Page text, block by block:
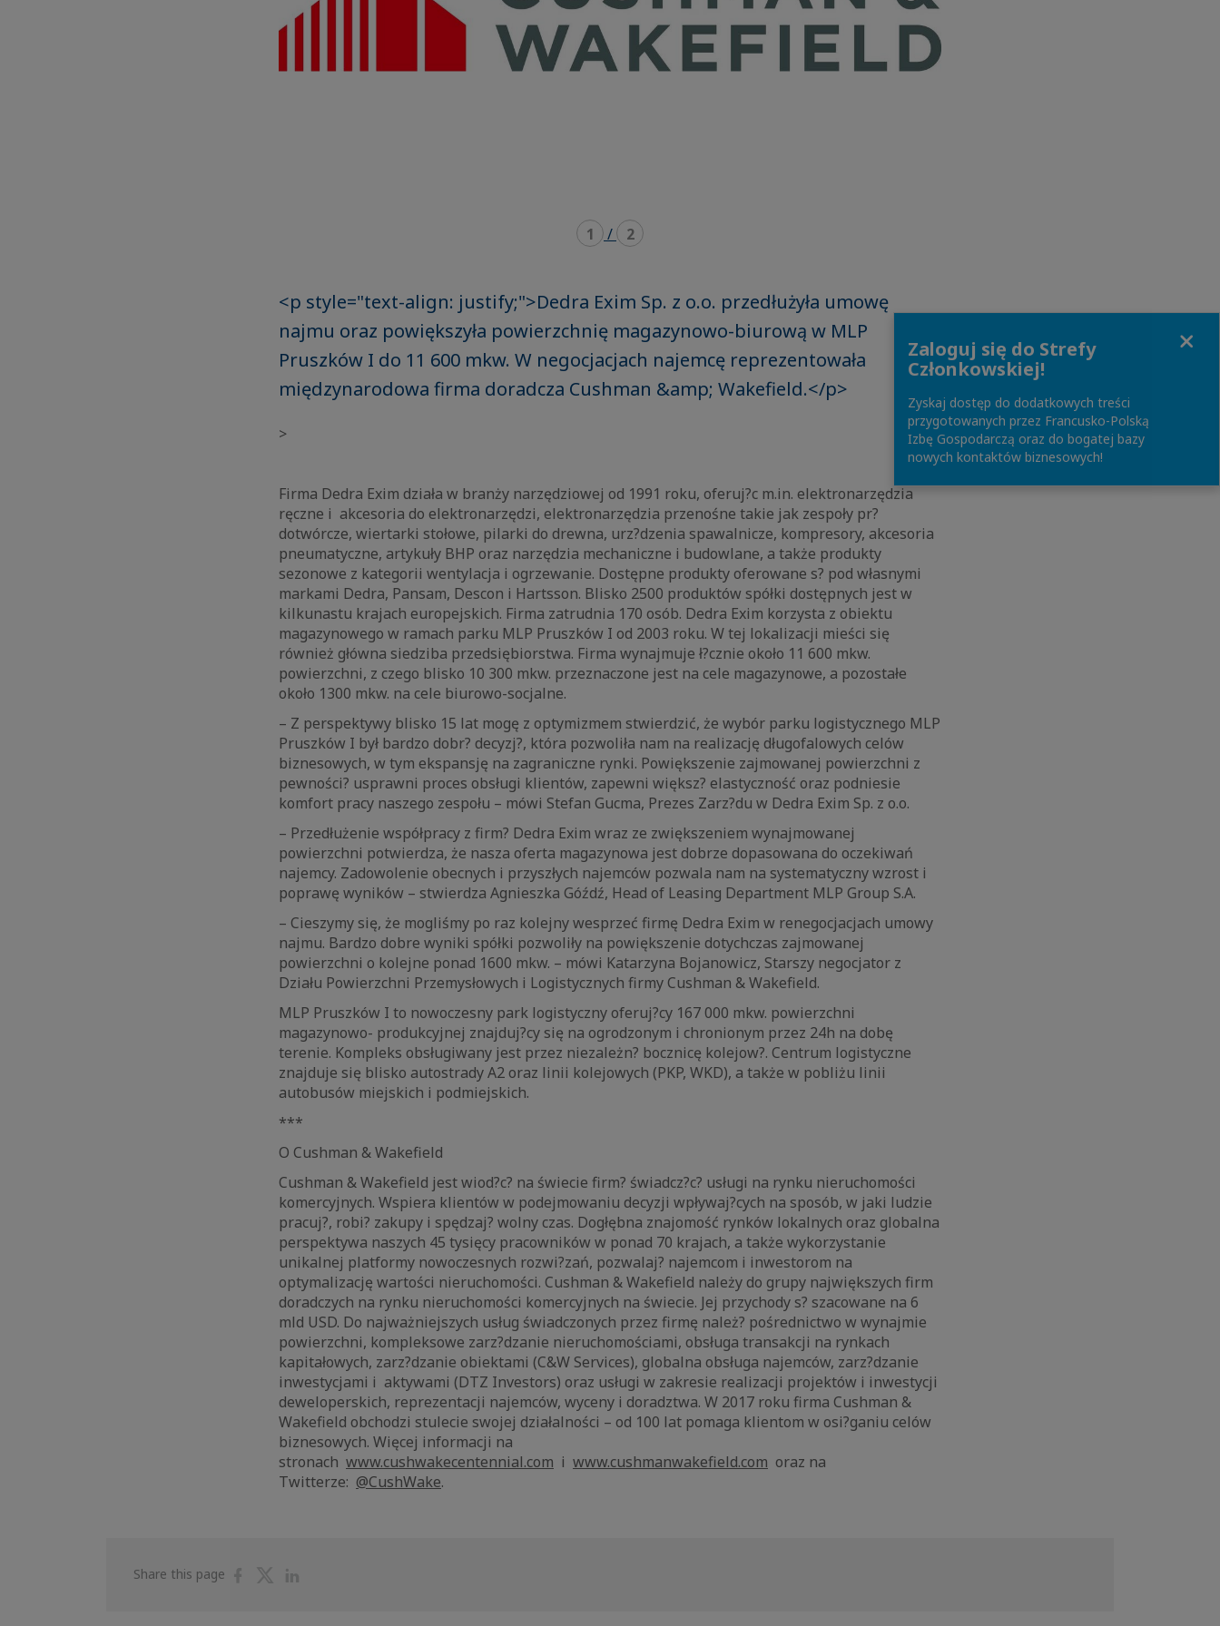
1 / 2
<p style="text-align: justify;">Dedra Exim Sp. z o.o. przedłużyła umowę
najmu oraz powiększyła powierzchnię magazynowo-biurową w MLP
Pruszków I do 11 600 mkw. W negocjacjach najemcę reprezentowała
międzynarodowa firma doradcza Cushman &amp; Wakefield.</p>
>
Firma Dedra Exim działa w branży narzędziowej od 1991 roku, oferuj?c m.in. elektronarzędzia
ręczne i akcesoria do elektronarzędzi, elektronarzędzia przenośne takie jak zespoły pr?
dotwórcze, wiertarki stołowe, pilarki do drewna, urz?dzenia spawalnicze, kompresory, akcesoria
pneumatyczne, artykuły BHP oraz narzędzia mechaniczne i budowlane, a także produkty
sezonowe z kategorii wentylacja i ogrzewanie. Dostępne produkty oferowane s? pod własnymi
markami Dedra, Pansam, Descon i Hartsson. Blisko 2500 produktów spółki dostępnych jest w
kilkunastu krajach europejskich. Firma zatrudnia 170 osób. Dedra Exim korzysta z obiektu
magazynowego w ramach parku MLP Pruszków I od 2003 roku. W tej lokalizacji mieści się
również główna siedziba przedsiębiorstwa. Firma wynajmuje ł?cznie około 11 600 mkw.
powierzchni, z czego blisko 10 300 mkw. przeznaczone jest na cele magazynowe, a pozostałe
około 1300 mkw. na cele biurowo-socjalne.
– Z perspektywy blisko 15 lat mogę z optymizmem stwierdzić, że wybór parku logistycznego MLP
Pruszków I był bardzo dobr? decyzj?, która pozwoliła nam na realizację długofalowych celów
biznesowych, w tym ekspansję na zagraniczne rynki. Powiększenie zajmowanej powierzchni z
pewności? usprawni proces obsługi klientów, zapewni większ? elastyczność oraz podniesie
komfort pracy naszego zespołu – mówi Stefan Gucma, Prezes Zarz?du w Dedra Exim Sp. z o.o.
– Przedłużenie współpracy z firm? Dedra Exim wraz ze zwiększeniem wynajmowanej
powierzchni potwierdza, że nasza oferta magazynowa jest dobrze dopasowana do oczekiwań
najemcy. Zadowolenie obecnych i przyszłych najemców pozwala nam na systematyczny wzrost i
poprawę wyników – stwierdza Agnieszka Góźdź, Head of Leasing Department MLP Group S.A.
– Cieszymy się, że mogliśmy po raz kolejny wesprzeć firmę Dedra Exim w renegocjacjach umowy
najmu. Bardzo dobre wyniki spółki pozwoliły na powiększenie dotychczas zajmowanej
powierzchni o kolejne ponad 1600 mkw. – mówi Katarzyna Bojanowicz, Starszy negocjator z
Działu Powierzchni Przemysłowych i Logistycznych firmy Cushman & Wakefield.
MLP Pruszków I to nowoczesny park logistyczny oferuj?cy 167 000 mkw. powierzchni
magazynowo- produkcyjnej znajduj?cy się na ogrodzonym i chronionym przez 24h na dobę
terenie. Kompleks obsługiwany jest przez niezależn? bocznicę kolejow?. Centrum logistyczne
znajduje się blisko autostrady A2 oraz linii kolejowych (PKP, WKD), a także w pobliżu linii
autobusów miejskich i podmiejskich.
***
O Cushman & Wakefield
Cushman & Wakefield jest wiod?c? na świecie firm? świadcz?c? usługi na rynku nieruchomości
komercyjnych. Wspiera klientów w podejmowaniu decyzji wpływaj?cych na sposób, w jaki ludzie
pracuj?, robi? zakupy i spędzaj? wolny czas. Dogłębna znajomość rynków lokalnych oraz globalna
perspektywa naszych 45 tysięcy pracowników w ponad 70 krajach, a także wykorzystanie
unikalnej platformy nowoczesnych rozwi?zań, pozwalaj? najemcom i inwestorom na
optymalizację wartości nieruchomości. Cushman & Wakefield należy do grupy największych firm
doradczych na rynku nieruchomości komercyjnych na świecie. Jej przychody s? szacowane na 6
mld USD. Do najważniejszych usług świadczonych przez firmę należ? pośrednictwo w wynajmie
powierzchni, kompleksowe zarz?dzanie nieruchomościami, obsługa transakcji na rynkach
kapitałowych, zarz?dzanie obiektami (C&W Services), globalna obsługa najemców, zarz?dzanie
inwestycjami i aktywami (DTZ Investors) oraz usługi w zakresie realizacji projektów i inwestycji
deweloperskich, reprezentacji najemców, wyceny i doradztwa. W 2017 roku firma Cushman &
Wakefield obchodzi stulecie swojej działalności – od 100 lat pomaga klientom w osi?ganiu celów
biznesowych. Więcej informacji na
stronach www.cushwakecentennial.com i www.cushmanwakefield.com oraz na
Twitterze: @CushWake.
Share this page
ShareShare
Zaloguj się do Strefy
Członkowskiej!
Zyskaj dostęp do dodatkowych treści
przygotowanych przez Francusko-Polską
Izbę Gospodarczą oraz do bogatej bazy
nowych kontaktów biznesowych!